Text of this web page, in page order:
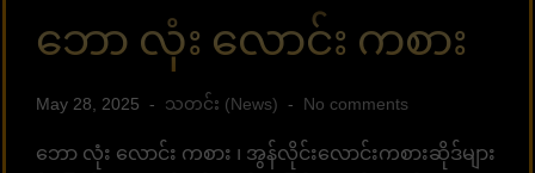
ဘော လုံး လောင်း ကစား
May 28, 2025 သတင်း (News) No comments
ဘော လုံး လောင်း ကစား ၊ အွန်လိုင်းလောင်းကစားဆိုဒ်များ